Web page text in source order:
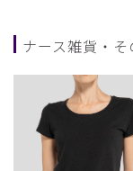
ナース雑貨・そ